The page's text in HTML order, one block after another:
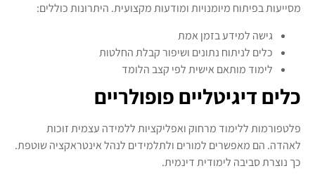
מסייעות בפיתוח מיומנויות ומודעות מקצועית. היתרונות כוללים:
גישה למידע בזמן אמת
כלים לניתוח נתונים ושיפור קבלת החלטות
לימוד מותאם אישית לפי קצב הלומד
כלים דיגיטליים פופולריים
פלטפורמות ללימוד מרחוק ואפליקציות ללמידה עצמית זוכות
לאהדה. הם מאפשרים למורים ולתלמידים לנהל אינטראקציה שוטפת.
כך נוצרת סביבה לימודית דינמית.